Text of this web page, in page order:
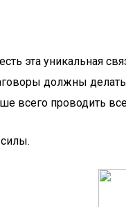
эта уникальная
должны
всего проводить